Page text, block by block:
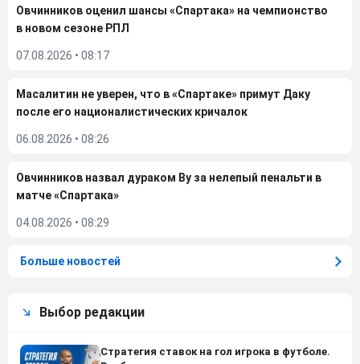
Овчинников оценил шансы «Спартака» на чемпионство
в новом сезоне РПЛ
07.08.2026 • 08:17
Масалитин не уверен, что в «Спартаке» примут Даку
после его националистических кричалок
06.08.2026 • 08:26
Овчинников назвал дураком Ву за нелепый пенальти в
матче «Спартака»
04.08.2026 • 08:29
Больше новостей
Выбор редакции
Стратегия ставок на гол игрока в футболе.